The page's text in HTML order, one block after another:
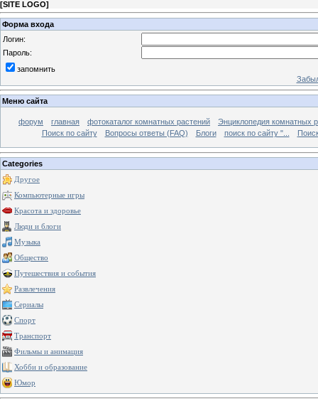
[SITE LOGO]
Форма входа
Логин:
Пароль:
запомнить
Меню сайта
форум главная фотокаталог комнатных растений
Энциклопедия комнатных
Поиск по сайту
Вопросы ответы (FAQ) Блоги поиск по сайту "...
Categories
Другое
Компьютерные игры
Красота и здоровье
Люди и блоги
Музыка
Общество
Путешествия и события
Развлечения
Сериалы
Спорт
Транспорт
Фильмы и анимация
Хобби и образование
Юмор